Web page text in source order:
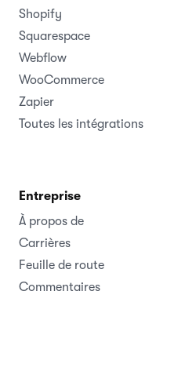
Shopify
Squarespace
Webflow
WooCommerce
Zapier
Toutes les intégrations
Entreprise
À propos de
Carrières
Feuille de route
Commentaires